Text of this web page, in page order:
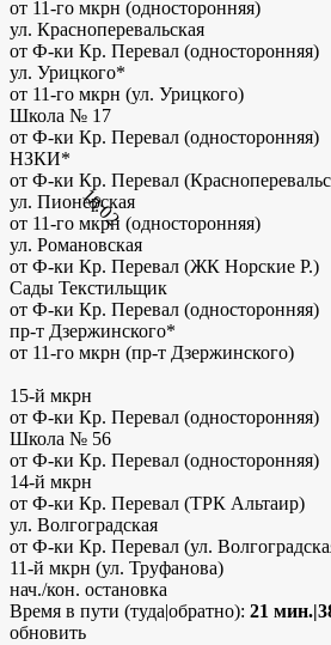
от 11-го мкрн (односторонняя)
ул. Красноперевальская
от Ф-ки Кр. Перевал (односторонняя)
ул. Урицкого*
от 11-го мкрн (ул. Урицкого)
Школа № 17
от Ф-ки Кр. Перевал (односторонняя)
НЗКИ*
от Ф-ки Кр. Перевал
ул. Пионерская
от 11-го мкрн (односторонняя)
ул. Романовская
от Ф-ки Кр. Перевал (ЖК Норские Р.)
Сады Текстильщик
от Ф-ки Кр. Перевал (односторонняя)
пр-т Дзержинского*
от 11-го мкрн (пр-т Дзержинского)
18:02
15-й мкрн
от Ф-ки Кр. Перевал (односторонняя)
Школа № 56
от Ф-ки Кр. Перевал (односторонняя)
14-й мкрн
от Ф-ки Кр. Перевал (ТРК Альтаир)
ул. Волгоградская
от Ф-ки Кр. Перевал (ул.
11-й мкрн (ул. Труфанова)
нач./кон. остановка
Время в пути (туда|обратно): 21
обновить